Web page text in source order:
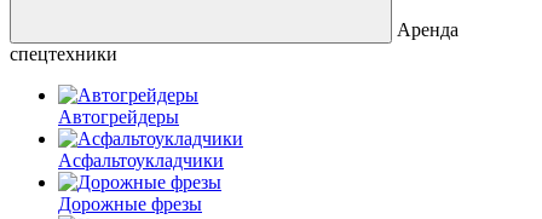
Аренда
спецтехники
Автогрейдеры
Асфальто­укладчики
Дорожные фрезы